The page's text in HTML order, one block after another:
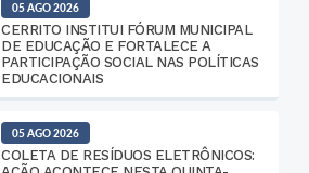
05 AGO 2026
CERRITO INSTITUI FÓRUM MUNICIPAL
DE EDUCAÇÃO E FORTALECE A
PARTICIPAÇÃO SOCIAL NAS POLÍTICAS
EDUCACIONAIS
05 AGO 2026
COLETA DE RESÍDUOS ELETRÔNICOS: